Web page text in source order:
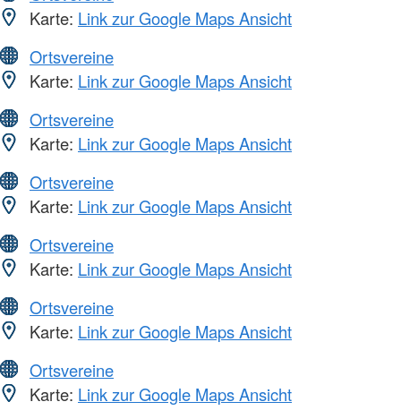
Karte: Link zur Google Maps Ansicht
Ortsvereine
Karte: Link zur Google Maps Ansicht
Ortsvereine
Karte: Link zur Google Maps Ansicht
Ortsvereine
Karte: Link zur Google Maps Ansicht
Ortsvereine
Karte: Link zur Google Maps Ansicht
Ortsvereine
Karte: Link zur Google Maps Ansicht
Ortsvereine
Karte: Link zur Google Maps Ansicht